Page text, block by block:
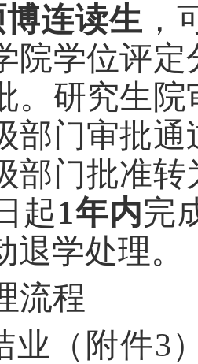
连读生
院学位评
。研究生
部门审批
部门批准
起1年内完
学处理。
流程
业（附件3